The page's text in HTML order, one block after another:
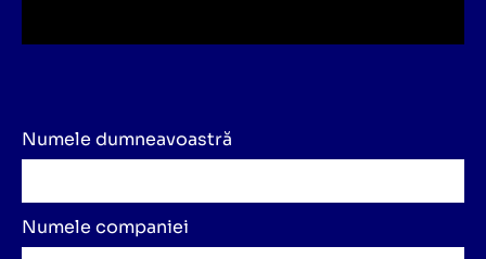
Numele dumneavoastră
Numele companiei